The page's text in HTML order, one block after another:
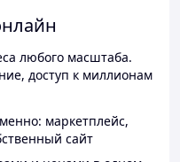
любого масштаба.
доступ к миллионам
маркетплейс,
сайт